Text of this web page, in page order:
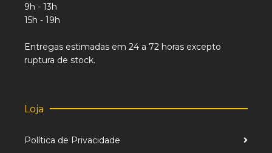
9h - 13h
15h - 19h
Entregas estimadas em 24 a 72 horas excepto
ruptura de stock.
Loja
Política de Privacidade